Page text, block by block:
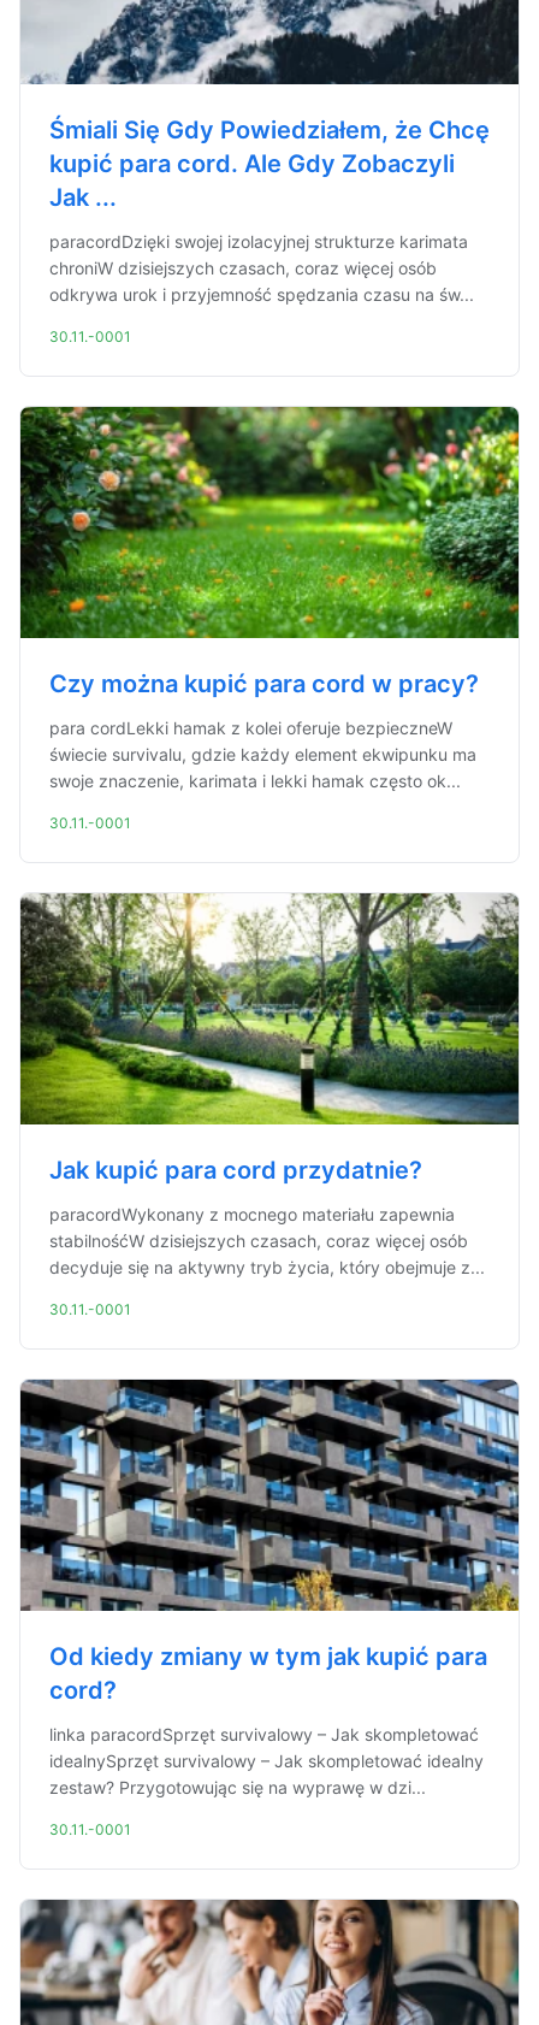
Śmiali Się Gdy Powiedziałem, że Chcę
kupić para cord. Ale Gdy Zobaczyli
Jak ...
paracordDzięki swojej izolacyjnej strukturze karimata
chroniW dzisiejszych czasach, coraz więcej osób
odkrywa urok i przyjemność spędzania czasu na św...
30.11.-0001
Czy można kupić para cord w pracy?
para cordLekki hamak z kolei oferuje bezpieczneW
świecie survivalu, gdzie każdy element ekwipunku ma
swoje znaczenie, karimata i lekki hamak często ok...
30.11.-0001
Jak kupić para cord przydatnie?
paracordWykonany z mocnego materiału zapewnia
stabilnośćW dzisiejszych czasach, coraz więcej osób
decyduje się na aktywny tryb życia, który obejmuje z...
30.11.-0001
Od kiedy zmiany w tym jak kupić para
cord?
linka paracordSprzęt survivalowy – Jak skompletować
idealnySprzęt survivalowy – Jak skompletować idealny
zestaw? Przygotowując się na wyprawę w dzi...
30.11.-0001